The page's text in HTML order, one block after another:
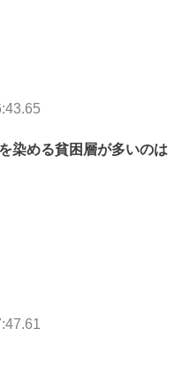
染める貧困層が多いのは